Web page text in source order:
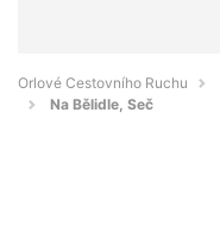
Orlové Cestovního Ruchu
Na Bělidle, Seč